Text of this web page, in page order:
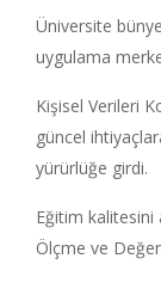
Üniversite
uygulama
Kişisel Verileri
güncel
yürürlüğe girdi.
Eğitim kalitesini
Ölçme ve